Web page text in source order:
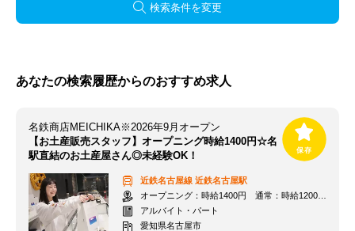
検索条件を変更
あなたの検索履歴からのおすすめ求人
名鉄商店MEICHIKA※2026年9月オープン
【お土産販売スタッフ】オープニング時給1400円☆名
駅直結のお土産屋さん◎未経験OK！
近鉄名古屋線 近鉄名古屋駅
オープニング：時給1400円 通常：時給1200円～＋交通費全額支給
アルバイト・パート
愛知県名古屋市